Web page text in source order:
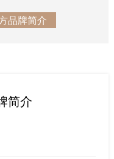
品牌简介
简介